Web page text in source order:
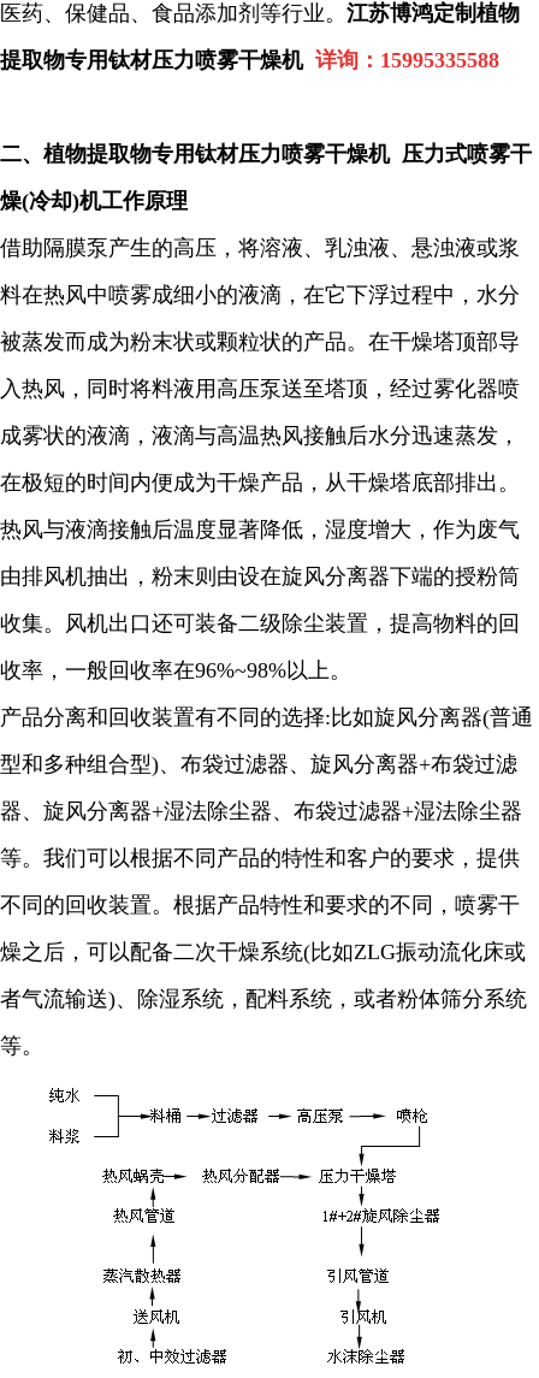
医药、保健品、食品添加剂等行业。 江苏博鸿定制植物
提取物专用钛材压力喷雾干燥机 详询：15995335588
二、 植物提取物专用钛材压力喷雾干燥机 压力式喷雾干
燥(冷却)机工作原理
借助隔膜泵产生的高压，将溶液、乳浊液、悬浊液或浆
料在热风中喷雾成细小的液滴，在它下浮过程中，水分
被蒸发而成为粉末状或颗粒状的产品。在干燥塔顶部导
入热风，同时将料液用高压泵送至塔顶，经过雾化器喷
成雾状的液滴，液滴与高温热风接触后水分迅速蒸发，
在极短的时间内便成为干燥产品，从干燥塔底部排出。
热风与液滴接触后温度显著降低，湿度增大，作为废气
由排风机抽出，粉末则由设在旋风分离器下端的授粉筒
收集。风机出口还可装备二级除尘装置，提高物料的回
收率，一般回收率在96%~98%以上。
产品分离和回收装置有不同的选择: 比如旋风分离器(普通
型和多种组合型)、布袋过滤器、旋风分离器+布袋过滤
器、旋风分离器+湿法除尘器、布袋过滤器+湿法除尘器
等。我们可以根据不同产品的特性和客户的要求，提供
不同的回收装置。根据产品特性和要求的不同，喷雾干
燥之后，可以配备二次干燥系统(比如ZLG振动流化床或
者气流输送)、除湿系统，配料系统，或者粉体筛分系统
等。